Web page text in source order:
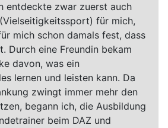
entdeckte zwar zuerst auch
für mich,
mich schon damals fest, dass
Durch eine Freundin bekam
davon, was ein
lernen und leisten kann. Da
zwingt immer mehr den
begann ich, die Ausbildung
beim DAZ und